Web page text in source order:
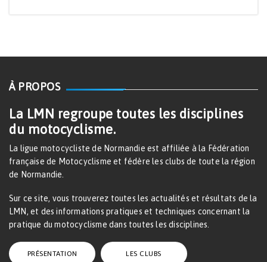
À PROPOS
La LMN regroupe toutes les disciplines
du motocyclisme.
La ligue motocycliste de Normandie est affiliée à la Fédération
française de Motocyclisme et fédère les clubs de toute la région
de Normandie.
Sur ce site, vous trouverez toutes les actualités et résultats de la
LMN, et des informations pratiques et techniques concernant la
pratique du motocyclisme dans toutes les disciplines.
PRÉSENTATION LES CLUBS